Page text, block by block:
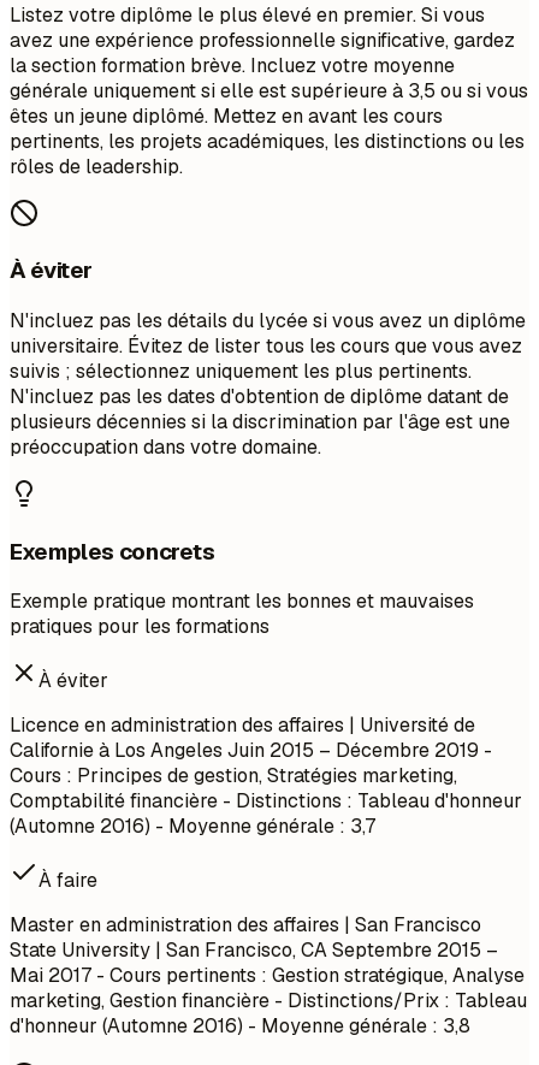
Listez votre diplôme le plus élevé en premier. Si vous
avez une expérience professionnelle significative, gardez
la section formation brève. Incluez votre moyenne
générale uniquement si elle est supérieure à 3,5 ou si vous
êtes un jeune diplômé. Mettez en avant les cours
pertinents, les projets académiques, les distinctions ou les
rôles de leadership.
À éviter
N'incluez pas les détails du lycée si vous avez un diplôme
universitaire. Évitez de lister tous les cours que vous avez
suivis ; sélectionnez uniquement les plus pertinents.
N'incluez pas les dates d'obtention de diplôme datant de
plusieurs décennies si la discrimination par l'âge est une
préoccupation dans votre domaine.
Exemples concrets
Exemple pratique montrant les bonnes et mauvaises
pratiques pour les formations
À éviter
Licence en administration des affaires | Université de
Californie à Los Angeles Juin 2015 – Décembre 2019 -
Cours : Principes de gestion, Stratégies marketing,
Comptabilité financière - Distinctions : Tableau d'honneur
(Automne 2016) - Moyenne générale : 3,7
À faire
Master en administration des affaires | San Francisco
State University | San Francisco, CASeptembre 2015 –
Mai 2017 - Cours pertinents : Gestion stratégique, Analyse
marketing, Gestion financière - Distinctions/Prix : Tableau
d'honneur (Automne 2016) - Moyenne générale : 3,8